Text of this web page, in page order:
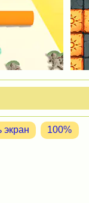
экран 100%